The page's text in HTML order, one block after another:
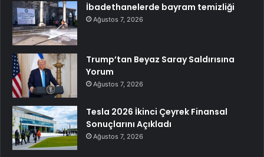
İbadethanelerde bayram temizliği
Ağustos 7, 2026
Trump’tan Beyaz Saray Saldırısına
Yorum
Ağustos 7, 2026
Tesla 2026 İkinci Çeyrek Finansal
Sonuçlarını Açıkladı
Ağustos 7, 2026